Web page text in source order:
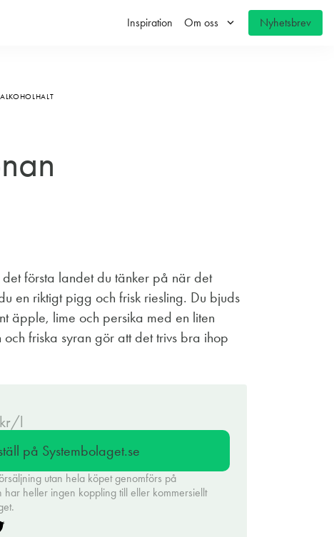
Inspiration Om oss keyboard_arrow_down Nyhetsbrev
första landet du tänker på när det
en riktigt pigg och frisk riesling. Du bjuds
äpple, lime och persika med en liten
friska syran gör att det trivs bra ihop
l
på Systembolaget.se
utan hela köpet genomförs på
har heller ingen koppling till eller kommersiellt